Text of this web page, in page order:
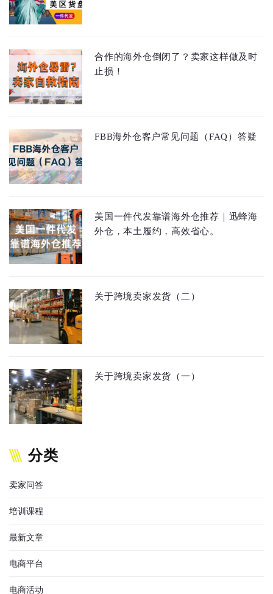
合作的海外仓倒闭了？卖家这样做及时
止损！
FBB海外仓客户常见问题（FAQ）答疑
美国一件代发靠谱海外仓推荐｜迅蜂海
外仓，本土履约，高效省心。
关于跨境卖家发货（二）
关于跨境卖家发货（一）
分类
卖家问答
培训课程
最新文章
电商平台
电商活动